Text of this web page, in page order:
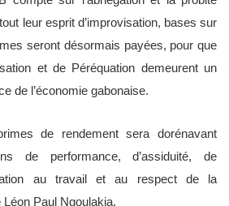
leur esprit d’improvisation, bases sur
seront désormais payées, pour que
et de Péréquation demeurent un
de l’économie gabonaise.
de rendement sera dorénavant
de performance, d’assiduité, de
au travail et au respect de la
Paul Ngoulakia.